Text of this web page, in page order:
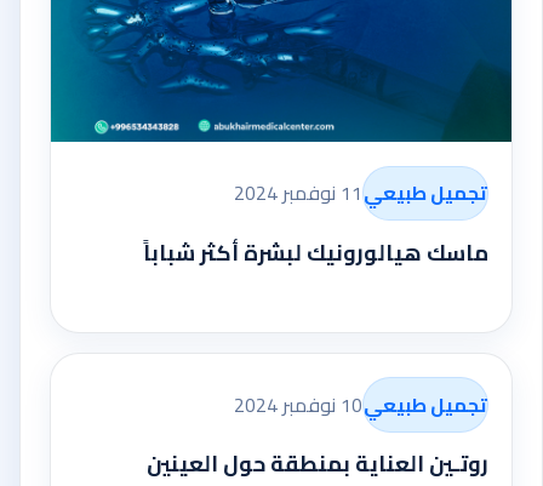
تجميل طبيعي11 نوفمبر 2024
ماسك هيالورونيك لبشرة أكثر شباباً
تجميل طبيعي10 نوفمبر 2024
روتـين العناية بمنطقة حول العينين